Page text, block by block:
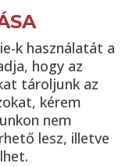
k használatát a
hogy az
tároljunk az
kérem
nem
lesz, illetve